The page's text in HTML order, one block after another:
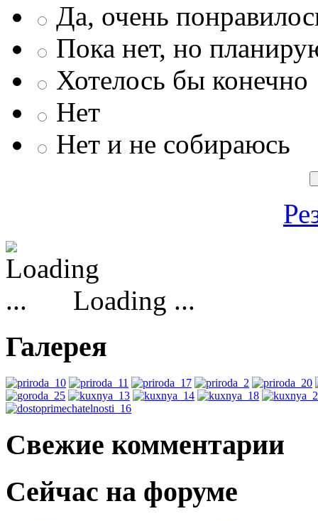
Да, очень
Пока нет, но
Хотелось бы конечно
Нет
Нет и не собираюсь
Loading ...
Галерея
Свежие комментарии
Сейчас на форуме